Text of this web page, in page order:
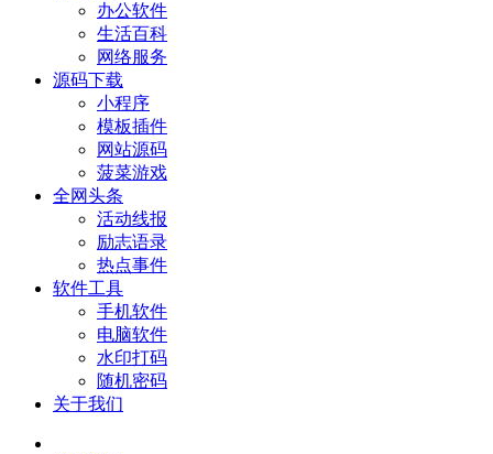
办公软件
生活百科
网络服务
源码下载
小程序
模板插件
网站源码
菠菜游戏
全网头条
活动线报
励志语录
热点事件
软件工具
手机软件
电脑软件
水印打码
随机密码
关于我们